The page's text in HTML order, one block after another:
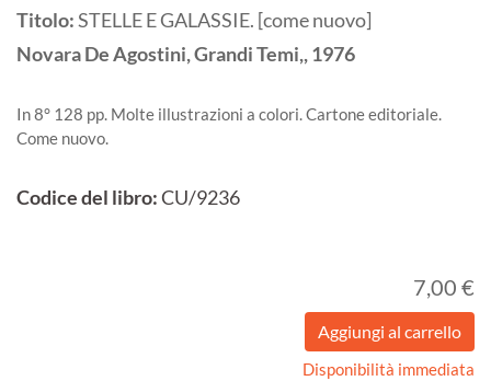
Titolo:STELLE E GALASSIE. [come nuovo]
NovaraDe Agostini, Grandi Temi,,1976
In 8° 128 pp. Molte illustrazioni a colori. Cartone editoriale.
Come nuovo.
Codice del libro:CU/9236
7,00 €
Disponibilità immediata